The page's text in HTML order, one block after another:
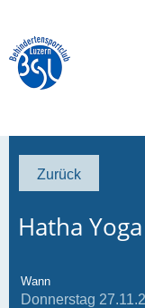
Zurück
Hatha Yoga
Wann
Donnerstag